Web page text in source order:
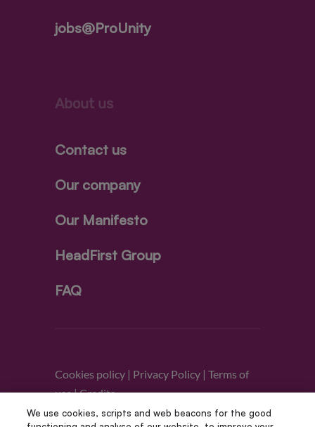
jobs@ProUnity
About us
Contact us
Our company
Our Manifesto
HeadFirst Group
FAQ
Cookies policy | Privacy Policy | Terms of
use|Credits
We use cookies, scripts and web beacons for the good